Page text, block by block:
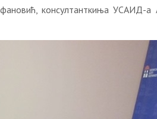
консултанткиња УСАИД-